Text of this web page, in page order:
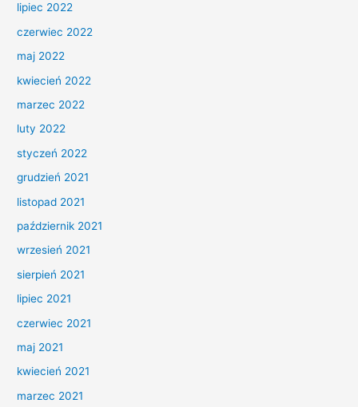
lipiec 2022
czerwiec 2022
maj 2022
kwiecień 2022
marzec 2022
luty 2022
styczeń 2022
grudzień 2021
listopad 2021
październik 2021
wrzesień 2021
sierpień 2021
lipiec 2021
czerwiec 2021
maj 2021
kwiecień 2021
marzec 2021